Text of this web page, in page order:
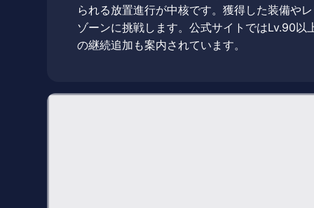
られる放置進行が中核です。獲得した装備や
ゾーンに挑戦します。公式サイトではLv.90
の継続追加も案内されています。